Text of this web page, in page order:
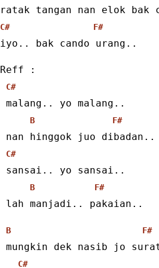
ratak tangan nan elok bak
C# F#
iyo.. bak cando urang..
Reff :
C#
malang.. yo malang..
B F#
nan hinggok juo dibadan..
C#
sansai.. yo sansai..
B F#
lah manjadi.. pakaian..
B F#
mungkin dek nasib jo
C#